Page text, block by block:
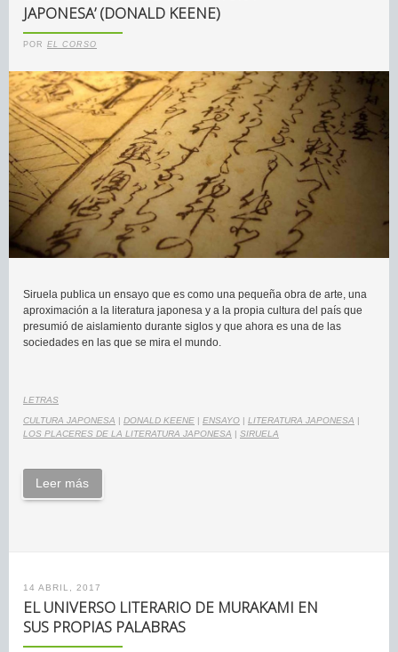
JAPONESA’ (DONALD KEENE)
POR EL CORSO
Siruela publica un ensayo que es como una pequeña obra de arte, una
aproximación a la literatura japonesa y a la propia cultura del país que
presumió de aislamiento durante siglos y que ahora es una de las
sociedades en las que se mira el mundo.
LETRAS
CULTURA JAPONESA | DONALD KEENE | ENSAYO | LITERATURA JAPONESA |
LOS PLACERES DE LA LITERATURA JAPONESA | SIRUELA
Leer más
14 ABRIL, 2017
EL UNIVERSO LITERARIO DE MURAKAMI EN
SUS PROPIAS PALABRAS